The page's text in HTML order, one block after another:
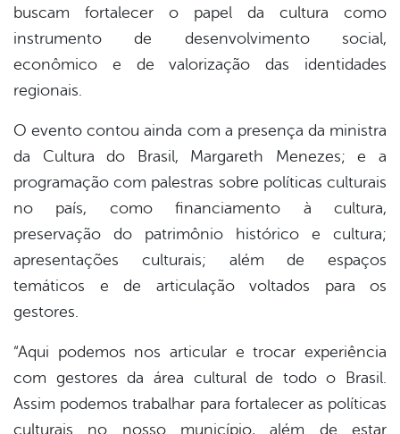
buscam fortalecer o papel da cultura como
instrumento de desenvolvimento social,
econômico e de valorização das identidades
regionais.
O evento contou ainda com a presença da ministra
da Cultura do Brasil, Margareth Menezes; e a
programação com palestras sobre políticas culturais
no país, como financiamento à cultura,
preservação do patrimônio histórico e cultura;
apresentações culturais; além de espaços
temáticos e de articulação voltados para os
gestores.
“Aqui podemos nos articular e trocar experiência
com gestores da área cultural de todo o Brasil.
Assim podemos trabalhar para fortalecer as políticas
culturais no nosso município, além de estar